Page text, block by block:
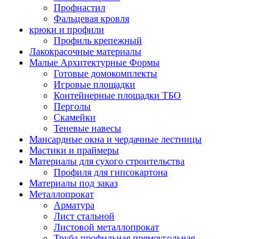
Профнастил
Фальцевая кровля
крюки и профили
Профиль крепежный
Лакокрасочные материалы
Малые Архитектурные Формы
Готовые домокомплекты
Игровые площадки
Контейнерные площадки ТБО
Перголы
Скамейки
Теневые навесы
Мансардные окна и чердачные лестницы
Мастики и праймеры
Материалы для сухого строительства
Профиля для гипсокартона
Материалы под заказ
Металлопрокат
Арматура
Лист стальной
Листовой металлопрокат